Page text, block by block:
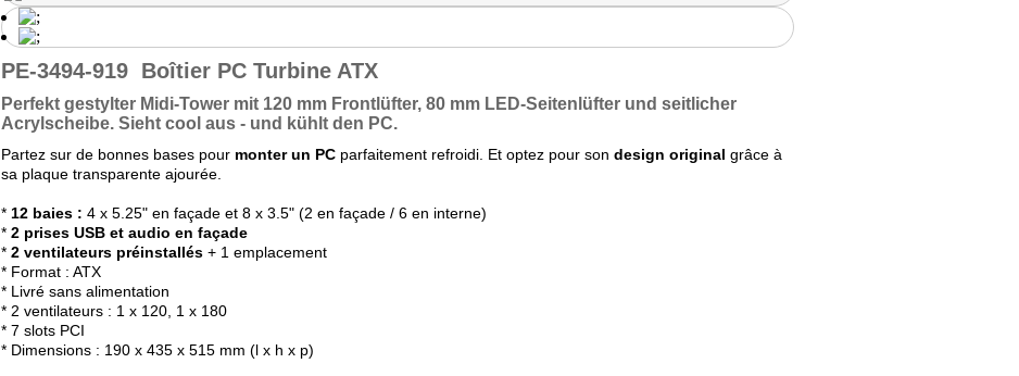
PE-3494-919 Boîtier PC Turbine ATX
Perfekt gestylter Midi-Tower mit 120 mm Frontlüfter, 80 mm LED-Seitenlüfter und seitlicher
Acrylscheibe. Sieht cool aus - und kühlt den PC.
Partez sur de bonnes bases pour monter un PC parfaitement refroidi. Et optez pour son design original grâce à
sa plaque transparente ajourée.
* 12 baies : 4 x 5.25" en façade et 8 x 3.5" (2 en façade / 6 en interne)
* 2 prises USB et audio en façade
* 2 ventilateurs préinstallés + 1 emplacement
* Format : ATX
* Livré sans alimentation
* 2 ventilateurs : 1 x 120, 1 x 180
* 7 slots PCI
* Dimensions : 190 x 435 x 515 mm (l x h x p)